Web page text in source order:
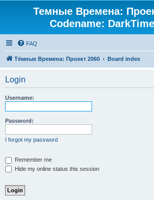
Темные Времена:
Codename:
FAQ
Тёмные Времена: Проект 2060 Board index
Login
Username:
Password:
I forgot my password
Remember me
Hide my online status this session